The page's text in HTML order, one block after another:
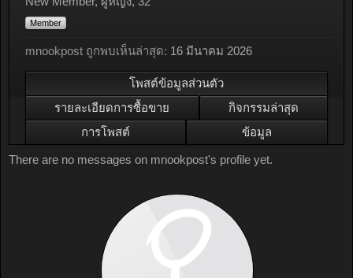
Member
mnookpost ถูกพบเห็นล่าสุด: 16 มีนาคม 2026
โพสต์ข้อมูลส่วนตัว
รายละเอียดการซื้อขาย
กิจกรรมล่าสุด
การโพสต์
ข้อมูล
There are no messages on mnookpost's profile yet.